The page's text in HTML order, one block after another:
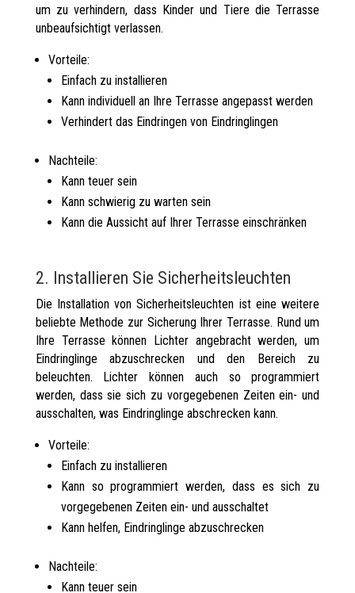
um zu verhindern, dass Kinder und Tiere die Terrasse
unbeaufsichtigt verlassen.
Vorteile:
Einfach zu installieren
Kann individuell an Ihre Terrasse angepasst werden
Verhindert das Eindringen von Eindringlingen
Nachteile:
Kann teuer sein
Kann schwierig zu warten sein
Kann die Aussicht auf Ihrer Terrasse einschränken
2. Installieren Sie Sicherheitsleuchten
Die Installation von Sicherheitsleuchten ist eine weitere
beliebte Methode zur Sicherung Ihrer Terrasse. Rund um
Ihre Terrasse können Lichter angebracht werden, um
Eindringlinge abzuschrecken und den Bereich zu
beleuchten. Lichter können auch so programmiert
werden, dass sie sich zu vorgegebenen Zeiten ein- und
ausschalten, was Eindringlinge abschrecken kann.
Vorteile:
Einfach zu installieren
Kann so programmiert werden, dass es sich zu
vorgegebenen Zeiten ein- und ausschaltet
Kann helfen, Eindringlinge abzuschrecken
Nachteile:
Kann teuer sein